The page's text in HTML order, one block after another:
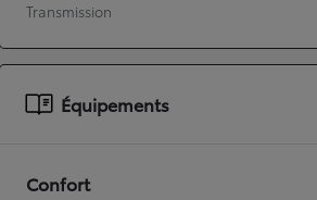
À partir de 19 700 €
Nouvelle Yaris Cross
HYBRIDE
Transmission
Équipements
Confort